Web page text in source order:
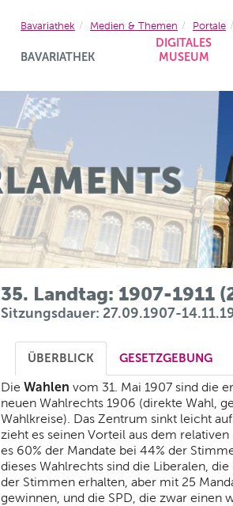
BAVARIATHEK
DIGITALES
MUSEUM
Bavariathek Medien & Themen Portale
35. Landtag: 1907-1911
Sitzungsdauer: 27.09.1907-
ÜBERBLICK GESETZGEBUNG
DieWahlen vom 31. Mai 1907 sind die
neuen Wahlrechts 1906 (direkte Wahl,
Wahlkreise). Das Zentrum sinkt leicht
zieht es seinen Vorteil aus dem
es 60% der Mandate bei 44% der
dieses Wahlrechts sind die Liberalen,
der Stimmen erhalten, aber mit 25
gewinnen, und die SPD, die zwar einen